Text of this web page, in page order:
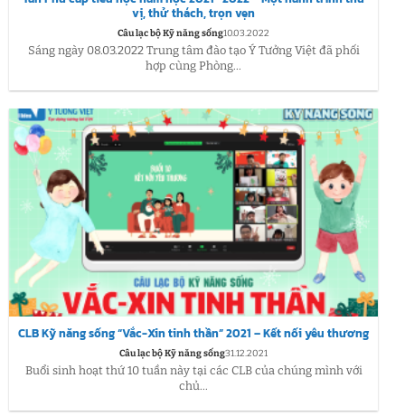
vị, thử thách, trọn vẹn
Câu lạc bộ Kỹ năng sống10.03.2022
Sáng ngày 08.03.2022 Trung tâm đào tạo Ý Tưởng Việt đã phối
hợp cùng Phòng...
CLB Kỹ năng sống “Vắc-Xin tinh thần” 2021 – Kết nối yêu thương
Câu lạc bộ Kỹ năng sống31.12.2021
Buổi sinh hoạt thứ 10 tuần này tại các CLB của chúng mình với
chủ...